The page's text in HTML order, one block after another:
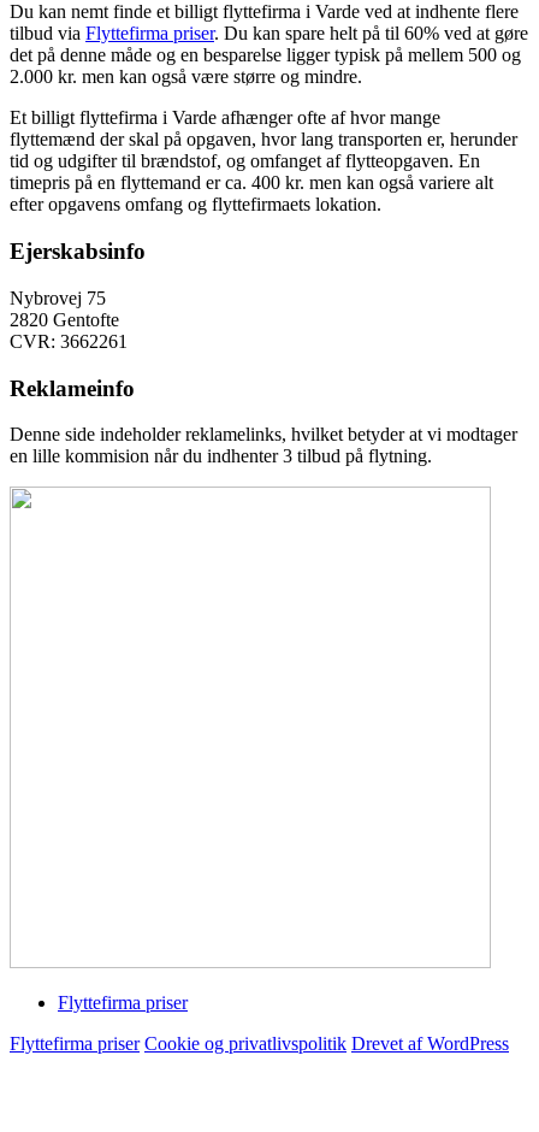
Du kan nemt finde et billigt flyttefirma i Varde ved at indhente flere
tilbud via Flyttefirma priser. Du kan spare helt på til 60% ved at gøre
det på denne måde og en besparelse ligger typisk på mellem 500 og
2.000 kr. men kan også være større og mindre.
Et billigt flyttefirma i Varde afhænger ofte af hvor mange
flyttemænd der skal på opgaven, hvor lang transporten er, herunder
tid og udgifter til brændstof, og omfanget af flytteopgaven. En
timepris på en flyttemand er ca. 400 kr. men kan også variere alt
efter opgavens omfang og flyttefirmaets lokation.
Ejerskabsinfo
Nybrovej 75
2820 Gentofte
CVR: 3662261
Reklameinfo
Denne side indeholder reklamelinks, hvilket betyder at vi modtager
en lille kommision når du indhenter 3 tilbud på flytning.
Flyttefirma priser
Flyttefirma priser Cookie og privatlivspolitik Drevet af WordPress